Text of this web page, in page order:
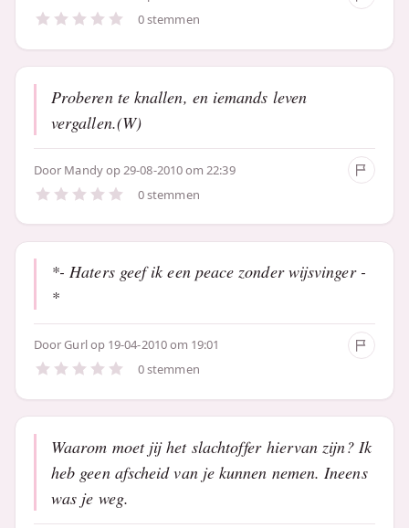
0 stemmen
Proberen te knallen, en iemands leven
vergallen.(W)
Door Mandyop 29-08-2010 om 22:39
0 stemmen
*- Haters geef ik een peace zonder wijsvinger -
*
DoorGurlop 19-04-2010 om 19:01
0 stemmen
Waarom moet jij het slachtoffer hiervan zijn? Ik
heb geen afscheid van je kunnen nemen. Ineens
was je weg.